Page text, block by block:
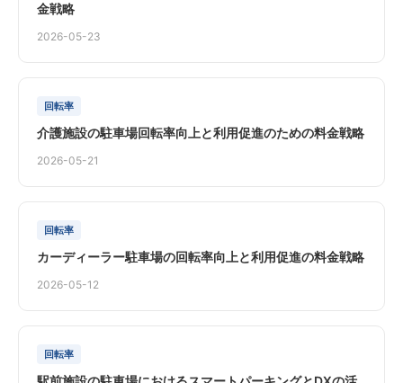
金戦略
2026-05-23
回転率
介護施設の駐車場回転率向上と利用促進のための料金戦略
2026-05-21
回転率
カーディーラー駐車場の回転率向上と利用促進の料金戦略
2026-05-12
回転率